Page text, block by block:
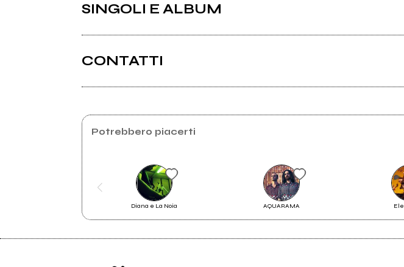
SINGOLI E ALBUM
2007
Veronal ep
2006
Verso l'aldilà singolo
CONTATTI
Potrebbero piacerti
Diana e La Noia AQUARAMA